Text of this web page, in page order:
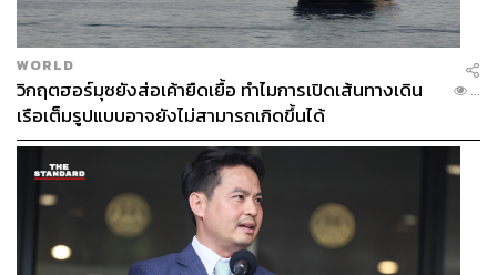
WORLD
วิกฤตฮอร์มุซยังส่อเค้ายืดเยื้อ ทำไมการเปิดเส้นทางเดิน
เรือเต็มรูปแบบอาจยังไม่สามารถเกิดขึ้นได้
...